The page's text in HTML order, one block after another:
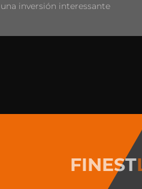
una inversión interessante
FINEST